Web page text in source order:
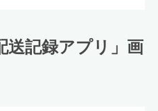
送記録アプリ」画